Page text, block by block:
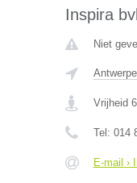
Inspira
Niet
Vrijheid
Tel: 014
E-mail ›